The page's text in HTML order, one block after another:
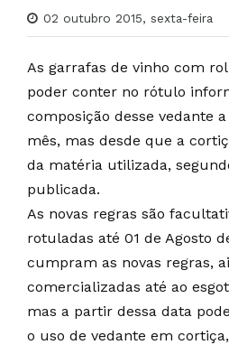
02 outubro 2015, sexta-feira
As garrafas de vinho com
poder conter no rótulo
composição desse vedante
mês, mas desde que a
da matéria utilizada,
publicada.
As novas regras são
rotuladas até 01 de Agosto
cumpram as novas regras,
comercializadas até ao
mas a partir dessa data
o uso de vedante em